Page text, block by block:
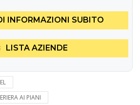
INFORMAZIONI SUBITO
LISTA AZIENDE
AI PIANI